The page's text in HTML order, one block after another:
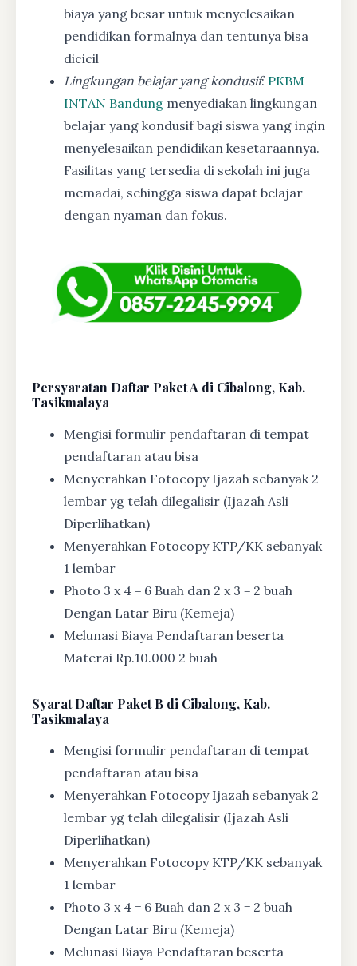
biaya yang besar untuk menyelesaikan
pendidikan formalnya dan tentunya bisa
dicicil
Lingkungan belajar yang kondusif: PKBM
INTAN Bandung menyediakan lingkungan
belajar yang kondusif bagi siswa yang ingin
menyelesaikan pendidikan kesetaraannya.
Fasilitas yang tersedia di sekolah ini juga
memadai, sehingga siswa dapat belajar
dengan nyaman dan fokus.
Persyaratan Daftar Paket A di Cibalong, Kab.
Tasikmalaya
Mengisi formulir pendaftaran di tempat
pendaftaran atau bisa
Menyerahkan Fotocopy Ijazah sebanyak 2
lembar yg telah dilegalisir (Ijazah Asli
Diperlihatkan)
Menyerahkan Fotocopy KTP/KK sebanyak
1 lembar
Photo 3 x 4 = 6 Buah dan 2 x 3 = 2 buah
Dengan Latar Biru (Kemeja)
Melunasi Biaya Pendaftaran beserta
Materai Rp.10.000 2 buah
SyaratDaftar Paket B di Cibalong, Kab.
Tasikmalaya
Mengisi formulir pendaftaran di tempat
pendaftaran atau bisa
Menyerahkan Fotocopy Ijazah sebanyak 2
lembar yg telah dilegalisir (Ijazah Asli
Diperlihatkan)
Menyerahkan Fotocopy KTP/KK sebanyak
1 lembar
Photo 3 x 4 = 6 Buah dan 2 x 3 = 2 buah
Dengan Latar Biru (Kemeja)
Melunasi Biaya Pendaftaran beserta